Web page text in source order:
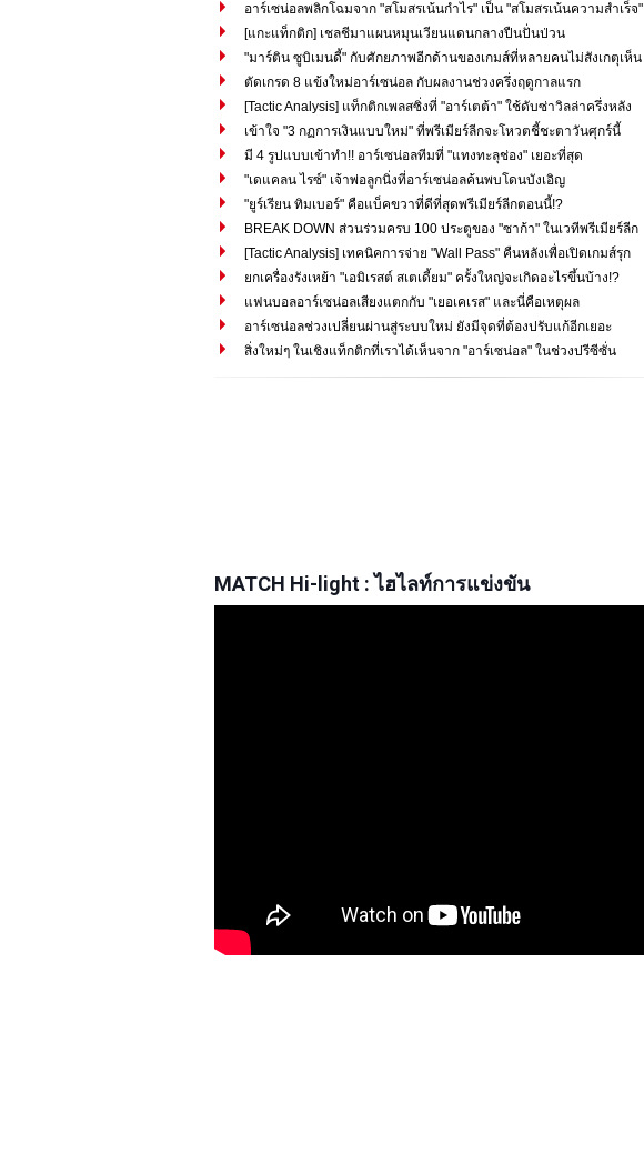
อาร์เซน่อลพลิกโฉมจาก "สโมสรเน้นกำไร" เป็น "สโมสรเน้นความสำเร็จ"
[แกะแท็กติก] เชลชีมาแผนหมุนเวียนแดนกลางปืนปั่นป่วน
"มาร์ติน ซูบิเมนดี้" กับศักยภาพอีกด้านของเกมส์ที่หลายคนไม่สังเกตุเห็น
ตัดเกรด 8 แข้งใหม่อาร์เซน่อล กับผลงานช่วงครึ่งฤดูกาลแรก
[Tactic Analysis] แท็กติกเพลสซิ่งที่ "อาร์เตต้า" ใช้ดับซ่าวิลล่าครึ่งหลัง
เข้าใจ "3 กฏการเงินแบบใหม่" ที่พรีเมียร์ลีกจะโหวตชี้ชะตาวันศุกร์นี้
มี 4 รูปแบบเข้าทำ!! อาร์เซน่อลทีมที่ "แทงทะลุช่อง" เยอะที่สุด
"เดแคลน ไรซ์" เจ้าพ่อลูกนิ่งที่อาร์เซน่อลค้นพบโดนบังเอิญ
"ยูร์เรียน ทิมเบอร์" คือแบ็คขวาที่ดีที่สุดพรีเมียร์ลีกตอนนี้!?
BREAK DOWN ส่วนร่วมครบ 100 ประตูของ "ซาก้า" ในเวทีพรีเมียร์ลีก
[Tactic Analysis] เทคนิคการจ่าย "Wall Pass" คืนหลังเพื่อเปิดเกมส์รุก
ยกเครื่องรังเหย้า "เอมิเรสต์ สเตเดี้ยม" ครั้งใหญ่จะเกิดอะไรขึ้นบ้าง!?
แฟนบอลอาร์เซน่อลเสียงแตกกับ "เยอเคเรส" และนี่คือเหตุผล
อาร์เซน่อลช่วงเปลี่ยนผ่านสู่ระบบใหม่ ยังมีจุดที่ต้องปรับแก้อีกเยอะ
สิ่งใหม่ๆ ในเชิงแท็กติกที่เราได้เห็นจาก "อาร์เซน่อล" ในช่วงปรีซีซั่น
MATCH Hi-light : ไฮไลท์การแข่งขัน